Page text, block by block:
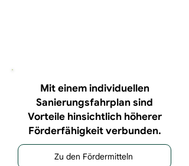
Mit einem individuellen
Sanierungsfahrplan sind
Vorteile hinsichtlich höherer
Förderfähigkeit verbunden.
Zu den Fördermitteln